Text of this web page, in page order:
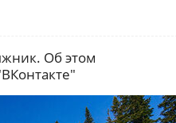
Об этом